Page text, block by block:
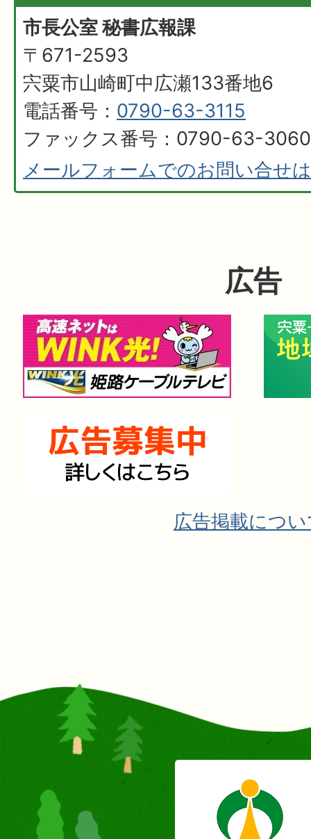
市長公室 秘書広報課
〒671-2593
宍粟市山崎町中広瀬133番地6
電話番号： 0790-63-3115
ファックス番号：0790-63-3060
メールフォームでのお問い合せ
広告
広告掲載につ